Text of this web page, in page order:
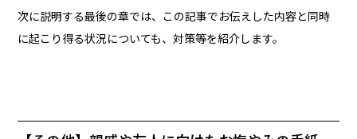
次に説明する最後の章では、この記事でお伝えした内容と同時
に起こり得る状況についても、対策等を紹介します。